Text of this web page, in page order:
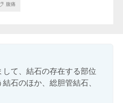
腹痛
して、結石の存在する部位
石のほか、総胆管結石、